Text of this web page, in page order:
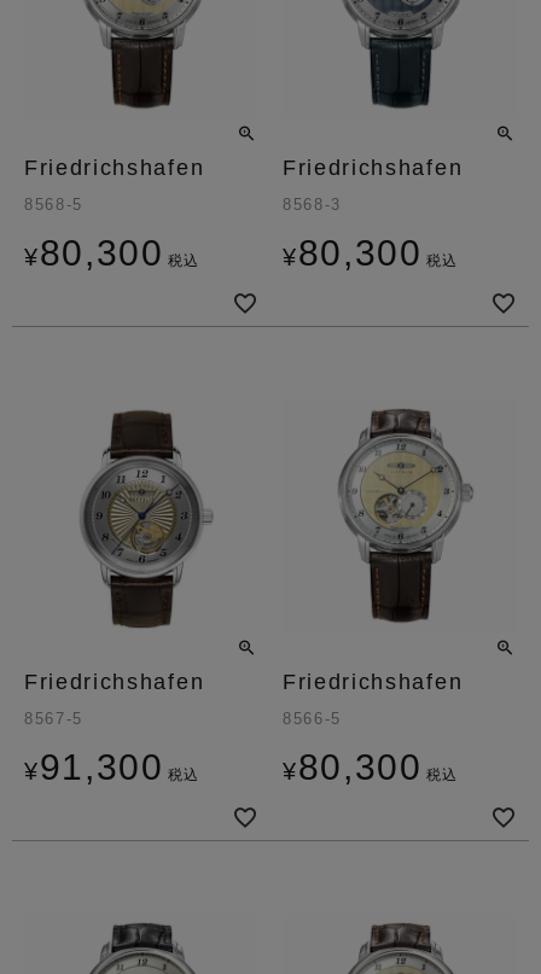
Friedrichshafen
8568-5
¥80,300 税込
Friedrichshafen
8568-3
¥80,300 税込
Friedrichshafen
8567-5
¥91,300 税込
Friedrichshafen
8566-5
¥80,300 税込